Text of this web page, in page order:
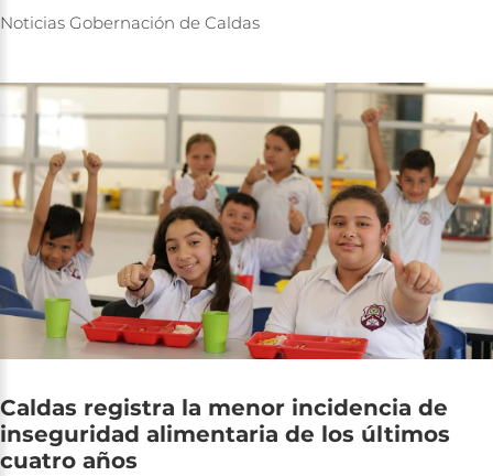
Noticias Gobernación de Caldas
Caldas registra la menor incidencia de
inseguridad alimentaria de los últimos
cuatro años